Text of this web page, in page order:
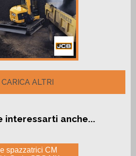
CARICA ALTRI
interessarti anche...
spazzatrici CM